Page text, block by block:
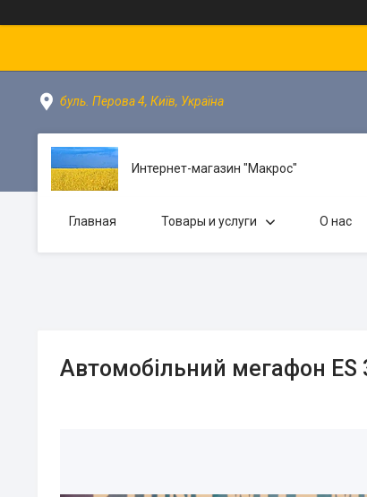
буль. Перова 4, Київ, Україна
Интернет-магазин "Макрос"
Главная Товары и услуги О нас
Автомобільний мегафон ES